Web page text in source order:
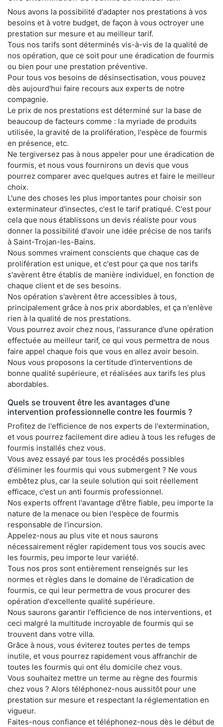
Nous avons la possibilité d'adapter nos prestations à vos
besoins et à votre budget, de façon à vous octroyer une
prestation sur mesure et au meilleur tarif.
Tous nos tarifs sont déterminés vis-à-vis de la qualité de
nos opération, que ce soit pour une éradication de fourmis
ou bien pour une prestation préventive.
Pour tous vos besoins de désinsectisation, vous pouvez
dès aujourd'hui faire recours aux experts de notre
compagnie.
Le prix de nos prestations est déterminé sur la base de
beaucoup de facteurs comme : la myriade de produits
utilisée, la gravité de la prolifération, l'espèce de fourmis
en présence, etc.
Ne tergiversez pas à nous appeler pour une éradication de
fourmis, et nous vous fournirons un devis que vous
pourrez comparer avec quelques autres et faire le meilleur
choix.
L'une des choses les plus importantes pour choisir son
exterminateur d'insectes, c'est le tarif pratiqué. C'est pour
cela que nous établissons un devis réaliste pour vous
donner la possibilité d'avoir une idée précise de nos tarifs
à Saint-Trojan-les-Bains.
Nous sommes vraiment conscients que chaque cas de
prolifération est unique, et c'est pour ça que nos tarifs
s'avèrent être établis de manière individuel, en fonction de
chaque client et de ses besoins.
Nos opération s'avèrent être accessibles à tous,
principalement grâce à nos prix abordables, et ça n'enlève
rien à la qualité de nos prestations.
Vous pourrez avoir chez nous, l'assurance d'une opération
effectuée au meilleur tarif, ce qui vous permettra de nous
faire appel chaque fois que vous en allez avoir besoin.
Nous vous proposons la certitude d'interventions de
bonne qualité supérieure, et réalisées aux tarifs les plus
abordables.
Quels se trouvent être les avantages d'une
intervention professionnelle contre les fourmis ?
Profitez de l'efficience de nos experts de l'extermination,
et vous pourrez facilement dire adieu à tous les refuges de
fourmis installés chez vous.
Vous avez essayé par tous les procédés possibles
d'éliminer les fourmis qui vous submergent ? Ne vous
embêtez plus, car la seule solution qui soit réellement
efficace, c'est un anti fourmis professionnel.
Nos experts offrent l'avantage d'être fiable, peu importe la
nature de la menace ou bien l'espèce de fourmis
responsable de l'incursion.
Appelez-nous au plus vite et nous saurons
nécessairement régler rapidement tous vos soucis avec
les fourmis, peu importe leur variété.
Tous nos pros sont entièrement renseignés sur les
normes et règles dans le domaine de l'éradication de
fourmis, ce qui leur permettra de vous procurer des
opération d'excellente qualité supérieure.
Nous saurons garantir l'efficience de nos interventions, et
ceci malgré la multitude incroyable de fourmis qui se
trouvent dans votre villa.
Grâce à nous, vous éviterez toutes pertes de temps
inutile, et vous pourrez rapidement vous affranchir de
toutes les fourmis qui ont élu domicile chez vous.
Vous souhaitez mettre un terme au règne des fourmis
chez vous ? Alors téléphonez-nous aussitôt pour une
prestation sur mesure et respectant la réglementation en
vigueur.
Faites-nous confiance et téléphonez-nous dès le début de